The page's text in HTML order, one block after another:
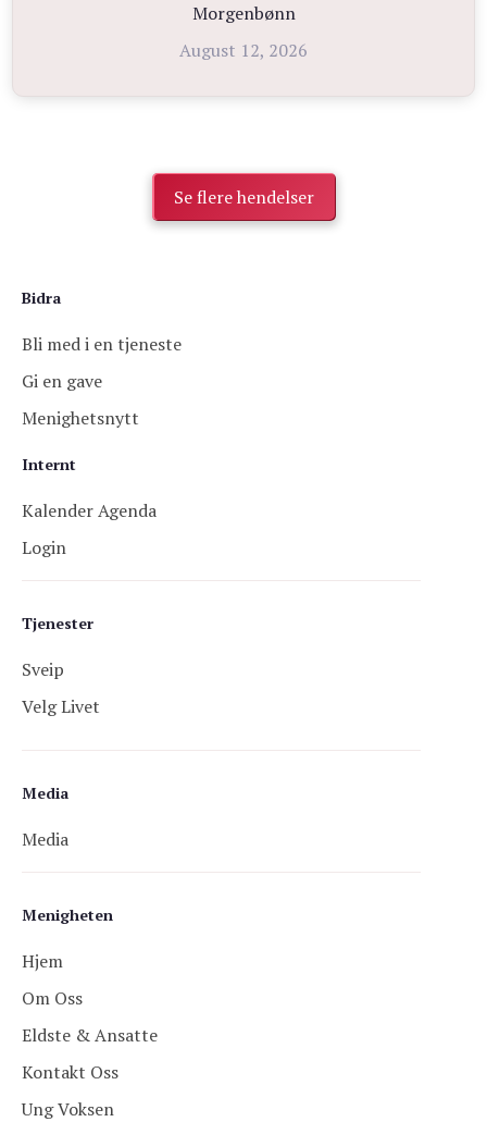
Morgenbønn
August 12, 2026
Se flere hendelser
Menigheten
Hjem
Om Oss
Eldste & Ansatte
Kontakt Oss
Ung Voksen
Tjenester
Sveip
Velg Livet
Media
Media
Bidra
Bli med i en tjeneste
Gi en gave
Menighetsnytt
Internt
Kalender Agenda
Login